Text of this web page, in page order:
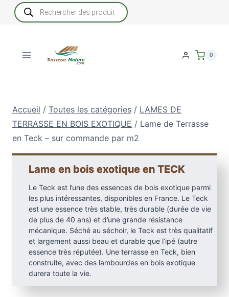
Recherche
de
produits
0
Accueil / Toutes les catégories / LAMES DE
TERRASSE EN BOIS EXOTIQUE / Lame de Terrasse
en Teck – sur commande par m2
Lame en bois exotique en TECK
Le Teck est l’une des essences de bois exotique parmi
les plus intéressantes, disponibles en France. Le Teck
est une essence très stable, très durable (durée de vie
de plus de 40 ans) et d’une grande résistance
mécanique. Séché au séchoir, le Teck est très qualitatif
et largement aussi beau et durable que l’ipé (autre
essence très réputée). Une terrasse en Teck, bien
construite, avec des lambourdes en bois exotique
durera toute la vie.